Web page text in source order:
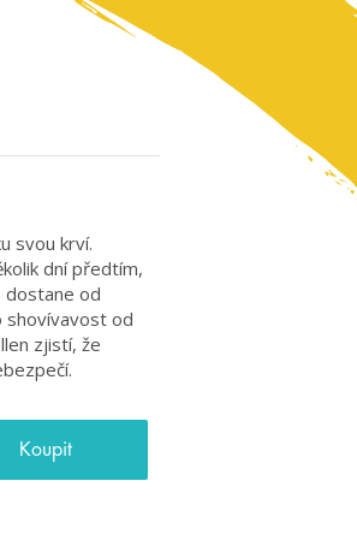
svou krví.
dní předtím,
dostane od
shovívavost od
zjistí, že
Koupit